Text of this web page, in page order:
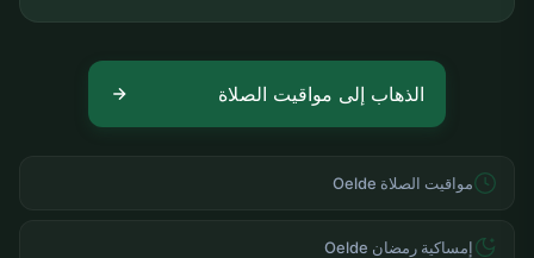
الذهاب إلى مواقيت الصلاة
مواقيت الصلاة Oelde
إمساكية رمضان Oelde